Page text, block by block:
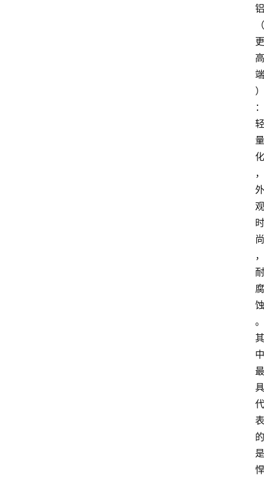
铝
（
更
高
端
）
：
轻
量
化
，
外
观
时
尚
，
耐
腐
蚀
。
其
中
最
具
代
表
的
是
悍